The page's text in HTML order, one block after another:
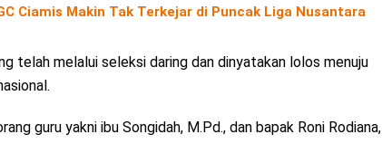
Ciamis Makin Tak Terkejar di Puncak Liga Nusantara
telah melalui seleksi daring dan dinyatakan lolos menuju
guru yakni ibu Songidah, M.Pd., dan bapak Roni Rodiana,